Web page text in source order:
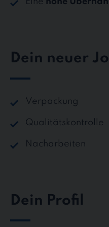
Dein neuer
Verpackung
Qualitätskontrolle
Nacharbeiten
Dein Profil